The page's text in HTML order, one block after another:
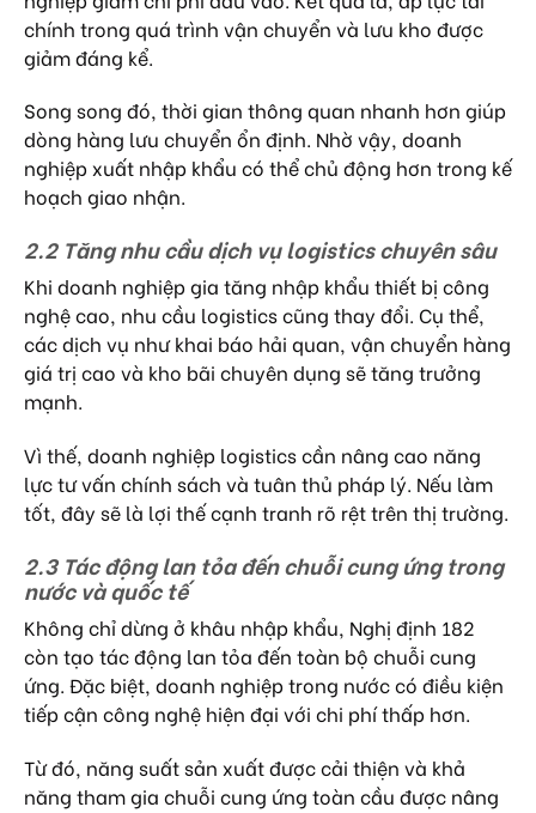
chính trong quá trình vận chuyển và lưu kho được
giảm đáng kể.
Song song đó, thời gian thông quan nhanh hơn giúp
dòng hàng lưu chuyển ổn định. Nhờ vậy, doanh
nghiệp xuất nhập khẩu có thể chủ động hơn trong kế
hoạch giao nhận.
2.2 Tăng nhu cầu dịch vụ logistics chuyên sâu
Khi doanh nghiệp gia tăng nhập khẩu thiết bị công
nghệ cao, nhu cầu logistics cũng thay đổi. Cụ thể,
các dịch vụ như khai báo hải quan, vận chuyển hàng
giá trị cao và kho bãi chuyên dụng sẽ tăng trưởng
mạnh.
Vì thế, doanh nghiệp logistics cần nâng cao năng
lực tư vấn chính sách và tuân thủ pháp lý. Nếu làm
tốt, đây sẽ là lợi thế cạnh tranh rõ rệt trên thị trường.
2.3 Tác động lan tỏa đến chuỗi cung ứng trong
nước và quốc tế
Không chỉ dừng ở khâu nhập khẩu, Nghị định 182
còn tạo tác động lan tỏa đến toàn bộ chuỗi cung
ứng. Đặc biệt, doanh nghiệp trong nước có điều kiện
tiếp cận công nghệ hiện đại với chi phí thấp hơn.
Từ đó, năng suất sản xuất được cải thiện và khả
năng tham gia chuỗi cung ứng toàn cầu được nâng